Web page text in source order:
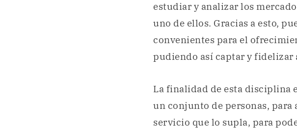
estudiar y analizar los
uno de ellos. Gracias a esto,
convenientes para el
pudiendo así captar y fidelizar
La finalidad de esta disciplina
un conjunto de personas,
servicio que lo supla, para